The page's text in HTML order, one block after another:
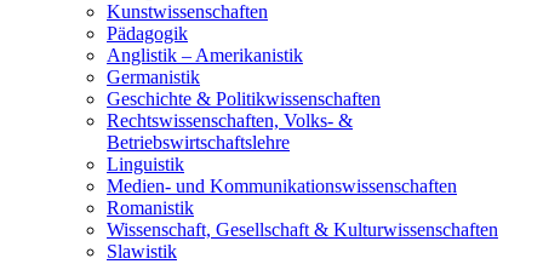
Kunstwissenschaften
Pädagogik
Anglistik – Amerikanistik
Germanistik
Geschichte & Politikwissenschaften
Rechtswissenschaften, Volks- &
Betriebswirtschaftslehre
Linguistik
Medien- und Kommunikationswissenschaften
Romanistik
Wissenschaft, Gesellschaft & Kulturwissenschaften
Slawistik